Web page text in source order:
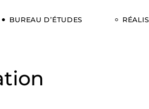
BUREAU D’ÉTUDES